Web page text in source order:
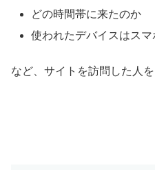
どの時間帯に来たのか
使われたデバイスはス
など、サイトを訪問した人を